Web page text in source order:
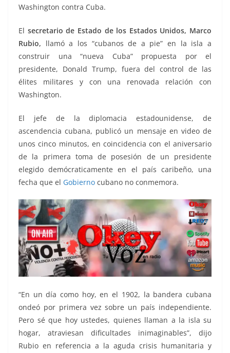
Washington contra Cuba.
El secretario de Estado de los Estados Unidos, Marco
Rubio, llamó a los “cubanos de a pie” en la isla a
construir una “nueva Cuba” propuesta por el
presidente, Donald Trump, fuera del control de las
élites militares y con una renovada relación con
Washington.
El jefe de la diplomacia estadounidense, de
ascendencia cubana, publicó un mensaje en video de
unos cinco minutos, en coincidencia con el aniversario
de la primera toma de posesión de un presidente
elegido demócraticamente en el país caribeño, una
fecha que el Gobierno cubano no conmemora.
“En un día como hoy, en el 1902, la bandera cubana
ondeó por primera vez sobre un país independiente.
Pero sé que hoy ustedes, quienes llaman a la isla su
hogar, atraviesan dificultades inimaginables”, dijo
Rubio en referencia a la aguda crisis humanitaria y